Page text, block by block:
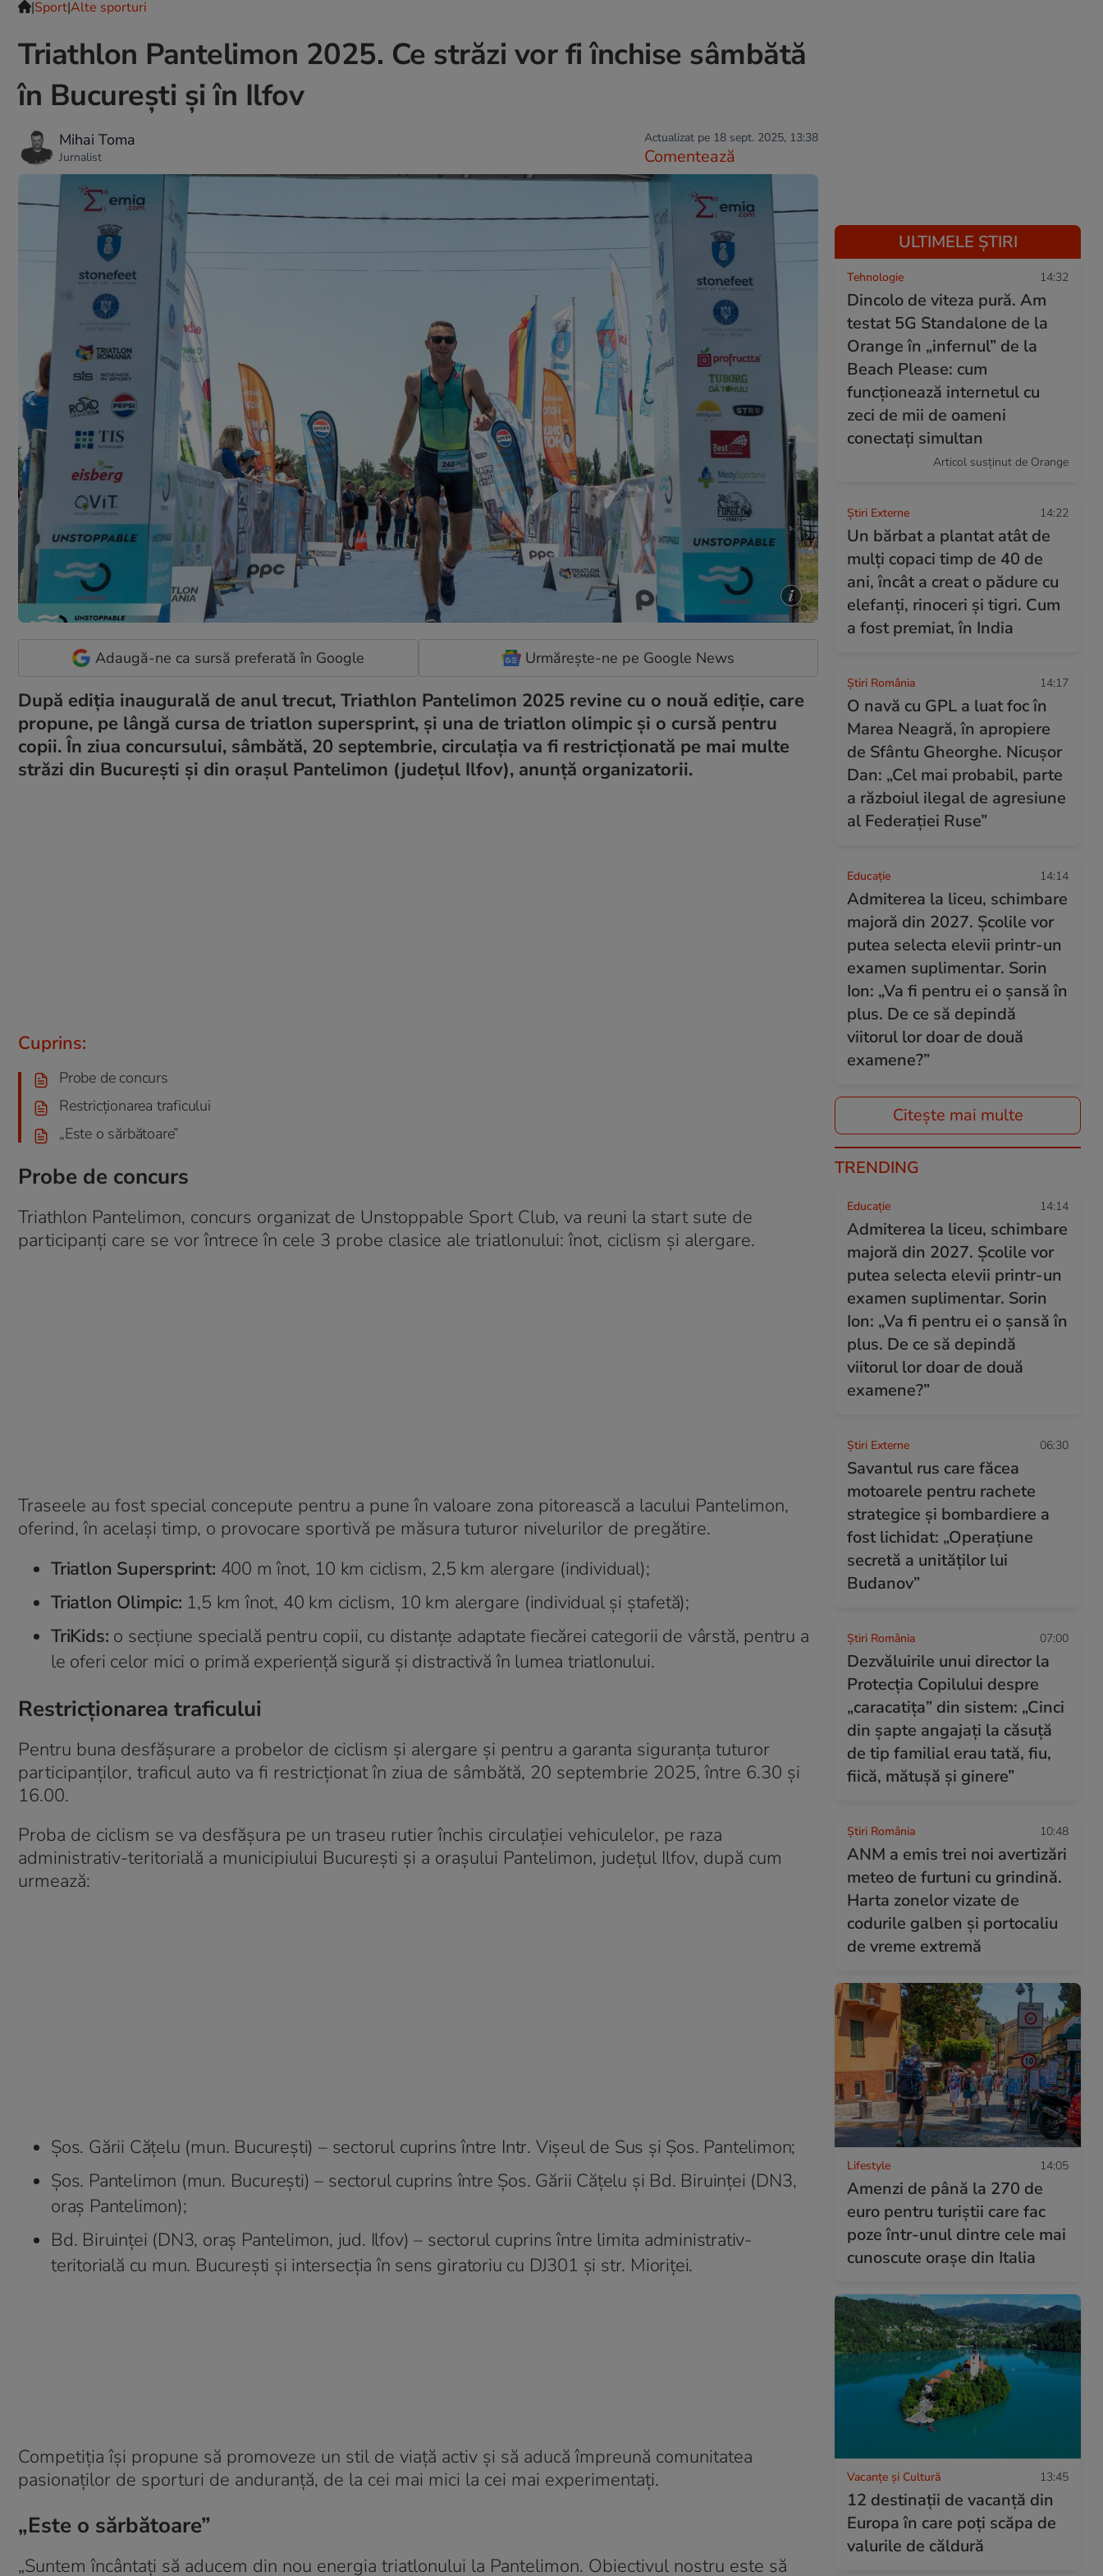
|Sport|Alte sporturi
Triathlon Pantelimon 2025. Ce străzi vor fi închise sâmbătă
în București și în Ilfov
Mihai Toma
Jurnalist
Actualizat pe 18 sept. 2025, 13:38
Comentează
Adaugă-ne ca sursă preferată în Google Urmărește-ne pe Google News
După ediția inaugurală de anul trecut, Triathlon Pantelimon 2025 revine cu o nouă ediție, care
propune, pe lângă cursa de triatlon supersprint, și una de triatlon olimpic și o cursă pentru
copii. În ziua concursului, sâmbătă, 20 septembrie, circulația va fi restricționată pe mai multe
străzi din București și din orașul Pantelimon (județul Ilfov), anunță organizatorii.
Cuprins:
Probe de concurs
Restricționarea traficului
„Este o sărbătoare”
Probe de concurs
Triathlon Pantelimon, concurs organizat de Unstoppable Sport Club, va reuni la start sute de
participanți care se vor întrece în cele 3 probe clasice ale triatlonului: înot, ciclism și alergare.
Traseele au fost special concepute pentru a pune în valoare zona pitorească a lacului Pantelimon,
oferind, în același timp, o provocare sportivă pe măsura tuturor nivelurilor de pregătire.
Triatlon Supersprint: 400 m înot, 10 km ciclism, 2,5 km alergare (individual);
Triatlon Olimpic: 1,5 km înot, 40 km ciclism, 10 km alergare (individual și ștafetă);
TriKids: o secțiune specială pentru copii, cu distanțe adaptate fiecărei categorii de vârstă, pentru a
le oferi celor mici o primă experiență sigură și distractivă în lumea triatlonului.
Restricționarea traficului
Pentru buna desfășurare a probelor de ciclism și alergare și pentru a garanta siguranța tuturor
participanților, traficul auto va fi restricționat în ziua de sâmbătă, 20 septembrie 2025, între 6.30 și
16.00.
Proba de ciclism se va desfășura pe un traseu rutier închis circulației vehiculelor, pe raza
administrativ-teritorială a municipiului București și a orașului Pantelimon, județul Ilfov, după cum
urmează:
Șos. Gării Cățelu (mun. București) – sectorul cuprins între Intr. Vișeul de Sus și Șos. Pantelimon;
Șos. Pantelimon (mun. București) – sectorul cuprins între Șos. Gării Cățelu și Bd. Biruinței (DN3,
oraș Pantelimon);
Bd. Biruinței (DN3, oraș Pantelimon, jud. Ilfov) – sectorul cuprins între limita administrativ-
teritorială cu mun. București și intersecția în sens giratoriu cu DJ301 și str. Mioriței.
Competiția își propune să promoveze un stil de viață activ și să aducă împreună comunitatea
pasionaților de sporturi de anduranță, de la cei mai mici la cei mai experimentați.
„Este o sărbătoare”
„Suntem încântați să aducem din nou energia triatlonului la Pantelimon. Obiectivul nostru este să
ULTIMELE ȘTIRI
Tehnologie 14:32
Dincolo de viteza pură. Am
testat 5G Standalone de la
Orange în „infernul” de la
Beach Please: cum
funcționează internetul cu
zeci de mii de oameni
conectați simultan
Articol susținut de Orange
Știri Externe 14:22
Un bărbat a plantat atât de
mulți copaci timp de 40 de
ani, încât a creat o pădure cu
elefanți, rinoceri și tigri. Cum
a fost premiat, în India
Știri România 14:17
O navă cu GPL a luat foc în
Marea Neagră, în apropiere
de Sfântu Gheorghe. Nicușor
Dan: „Cel mai probabil, parte
a războiul ilegal de agresiune
al Federației Ruse”
Educație 14:14
Admiterea la liceu, schimbare
majoră din 2027. Școlile vor
putea selecta elevii printr-un
examen suplimentar. Sorin
Ion: „Va fi pentru ei o șansă în
plus. De ce să depindă
viitorul lor doar de două
examene?”
Citește mai multe
TRENDING
Educație 14:14
Admiterea la liceu, schimbare
majoră din 2027. Școlile vor
putea selecta elevii printr-un
examen suplimentar. Sorin
Ion: „Va fi pentru ei o șansă în
plus. De ce să depindă
viitorul lor doar de două
examene?”
Știri Externe 06:30
Savantul rus care făcea
motoarele pentru rachete
strategice și bombardiere a
fost lichidat: „Operațiune
secretă a unităților lui
Budanov”
Știri România 07:00
Dezvăluirile unui director la
Protecția Copilului despre
„caracatița” din sistem: „Cinci
din șapte angajați la căsuță
de tip familial erau tată, fiu,
fiică, mătușă și ginere”
Știri România 10:48
ANM a emis trei noi avertizări
meteo de furtuni cu grindină.
Harta zonelor vizate de
codurile galben și portocaliu
de vreme extremă
Lifestyle 14:05
Amenzi de până la 270 de
euro pentru turiștii care fac
poze într-unul dintre cele mai
cunoscute orașe din Italia
Vacanțe și Cultură 13:45
12 destinații de vacanță din
Europa în care poți scăpa de
valurile de căldură